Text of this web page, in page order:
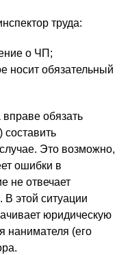
труда:
о ЧП;
носит обязательный
вправе обязать
составить
Это возможно,
ошибки в
не отвечает
этой ситуации
юридическую
нанимателя (его